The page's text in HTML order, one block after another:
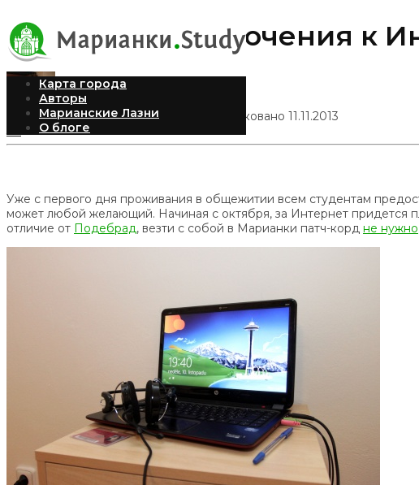
Карта города
Авторы
Марианские Лазни
О блоге
Способы подключения к
Александра Рыбинская
Опубликовано 11.11.2013
Уже с первого дня проживания в общежитии всем студентам
может любой желающий. Начиная с октября, за Интернет придется
отличие от Подебрад, везти с собой в Марианки патч-корд не нужно